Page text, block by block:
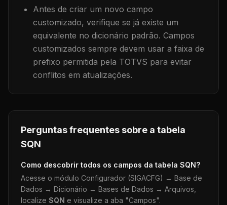
Antes de criar um novo campo
customizado, verifique se já existe um
equivalente no dicionário padrão. Campos
customizados sempre devem usar a faixa de
prefixo permitida pela TOTVS para evitar
conflitos em atualizações.
Perguntas frequentes sobre a tabela
SQN
Como descobrir todos os campos da tabela SQN?
Acesse o módulo Configurador (SIGACFG) → Base de
Dados → Dicionário → Bases de Dados → Arquivos,
localize SQN e visualize a aba "Campos".